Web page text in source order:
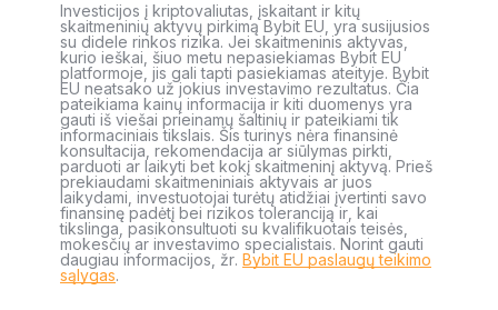
Investicijos į kriptovaliutas, įskaitant ir kitų
skaitmeninių aktyvų pirkimą Bybit EU, yra susijusios
su didele rinkos rizika. Jei skaitmeninis aktyvas,
kurio ieškai, šiuo metu nepasiekiamas Bybit EU
platformoje, jis gali tapti pasiekiamas ateityje. Bybit
EU neatsako už jokius investavimo rezultatus. Čia
pateikiama kainų informacija ir kiti duomenys yra
gauti iš viešai prieinamų šaltinių ir pateikiami tik
informaciniais tikslais. Šis turinys nėra finansinė
konsultacija, rekomendacija ar siūlymas pirkti,
parduoti ar laikyti bet kokį skaitmeninį aktyvą. Prieš
prekiaudami skaitmeniniais aktyvais ar juos
laikydami, investuotojai turėtų atidžiai įvertinti savo
finansinę padėtį bei rizikos toleranciją ir, kai
tikslinga, pasikonsultuoti su kvalifikuotais teisės,
mokesčių ar investavimo specialistais. Norint gauti
daugiau informacijos, žr. Bybit EU paslaugų teikimo
sąlygas.